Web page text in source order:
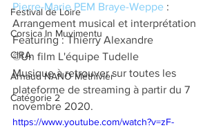
Festival de Loire
Corsica In Muvimentu
CIRA
Arnaud NANO Méthivier
Catégorie 2
Pierre-Marie PEM Braye-Weppe :
Arrangement musical et interprétation
Featuring : Thierry Alexandre
©Un film L'équipe Tudelle
Musique à retrouver sur toutes les
plateforme de streaming à partir du 7
novembre 2020.
https://www.youtube.com/watch?v=zF-